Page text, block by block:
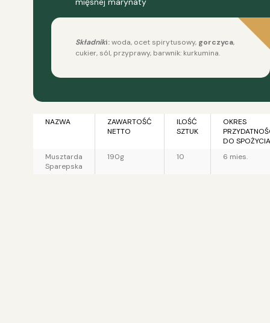
Składniki:woda, ocet spirytusowy, gorczyca,
cukier, sól, przyprawy, barwnik: kurkumina.
NAZWA
ZAWARTOŚĆ
NETTO
ILOŚĆ
SZTUK
OKRES
DO SPOŻYCIA
Musztarda
Sparepska
190g 10 6 mies.